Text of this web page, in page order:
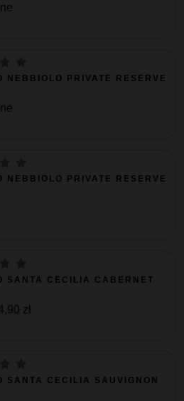
NEBBIOLO PRIVATE RESERVE
NEBBIOLO PRIVATE RESERVE
SANTA CECILIA CABERNET
zł
SANTA CECILIA SAUVIGNON